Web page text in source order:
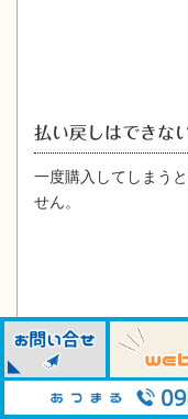
払い戻しはできな
一度購入してしまう
せん。
おつりが出ない
1,000円単位での利